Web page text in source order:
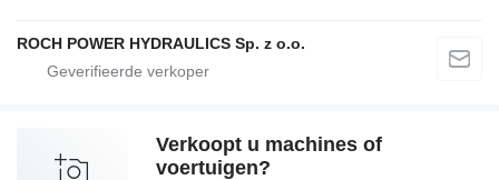
ROCH POWER HYDRAULICS Sp. z o.o.
Verkoopt u machines of
voertuigen?